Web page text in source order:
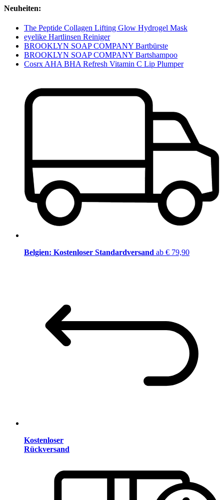
Neuheiten:
The Peptide Collagen Lifting Glow Hydrogel Mask
eyelike Hartlinsen Reiniger
BROOKLYN SOAP COMPANY Bartbürste
BROOKLYN SOAP COMPANY Bartshampoo
Cosrx AHA BHA Refresh Vitamin C Lip Plumper
Belgien: Kostenloser Standardversand ab € 79,90
Kostenloser
Rückversand